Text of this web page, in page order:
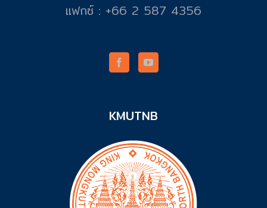
แฟกซ์ : +66 2 587 4356
KMUTNB